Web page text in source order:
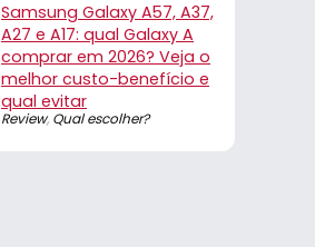
Samsung Galaxy A57, A37,
A27 e A17: qual Galaxy A
comprar em 2026? Veja o
melhor custo-benefício e
qual evitar
Review, Qual escolher?